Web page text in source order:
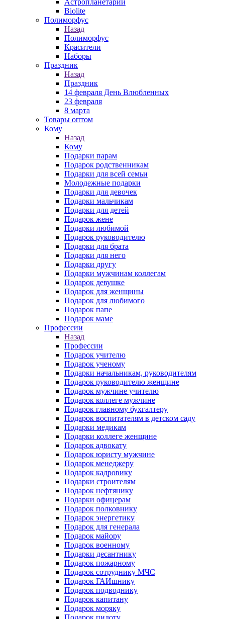
Астропланетарии
Biolite
Полиморфус
Назад
Полиморфус
Красители
Наборы
Праздник
Назад
Праздник
14 февраля День Влюбленных
23 февраля
8 марта
Товары оптом
Кому
Назад
Кому
Подарки парам
Подарок родственникам
Подарки для всей семьи
Молодежные подарки
Подарки для девочек
Подарки мальчикам
Подарки для детей
Подарок жене
Подарки любимой
Подарок руководителю
Подарки для брата
Подарки для него
Подарки другу
Подарки мужчинам коллегам
Подарок девушке
Подарок для женщины
Подарок для любимого
Подарок папе
Подарок маме
Профессии
Назад
Профессии
Подарок учителю
Подарок ученому
Подарки начальникам, руководителям
Подарок руководителю женщине
Подарок мужчине учителю
Подарок коллеге мужчине
Подарок главному бухгалтеру
Подарок воспитателям в детском саду
Подарки медикам
Подарки коллеге женщине
Подарок адвокату
Подарок юристу мужчине
Подарок менеджеру
Подарок кадровику
Подарки строителям
Подарок нефтянику
Подарки офицерам
Подарок полковнику
Подарок энергетику
Подарок для генерала
Подарок майору
Подарок военному
Подарки десантнику
Подарок пожарному
Подарок сотруднику МЧС
Подарок ГАИшнику
Подарок подводнику
Подарок капитану
Подарок моряку
Подарок пилоту